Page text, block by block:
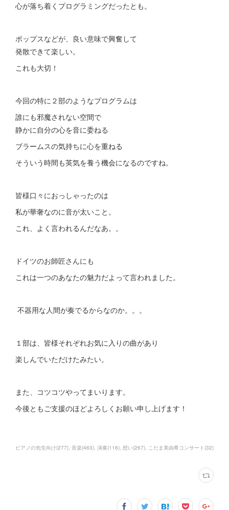
心が落ち着くプログラミングだったとも。
ポップスなどが、良い意味で興奮して
発散できて楽しい。
これも大切！
今回の特に２部のようなプログラムは
誰にも邪魔されない空間で
静かに自分の心を音に委ねる
ブラームスの気持ちに心を重ねる
そういう時間も英気を養う機会になるのですね。
皆様口々におっしゃったのは
私が華奢なのに音が太いこと。
これ、よく言われるんだなあ。。
ドイツのお師匠さんにも
これは一つのあなたの魅力だよって言われました。
不器用な人間が奏でるからなのか。。。
１部は、皆様それぞれお気に入りの曲があり
楽しんでいただけたみたい。
また、コツコツやってまいります。
今後ともご支援のほどよろしくお願い申し上げます！
ピアノの先生向け(277) 音楽(463) 演奏(116) 想い(267) こだま美由希コンサート (32)